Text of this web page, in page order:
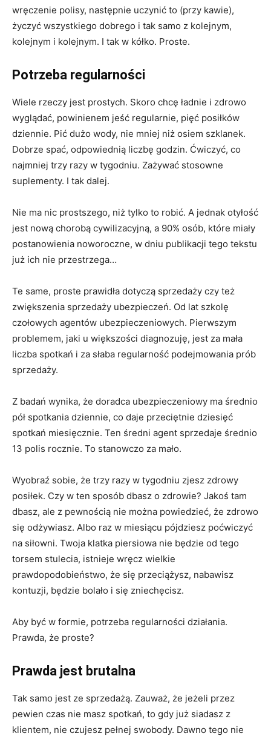
wręczenie polisy, następnie uczynić to (przy kawie),
życzyć wszystkiego dobrego i tak samo z kolejnym,
kolejnym i kolejnym. I tak w kółko. Proste.
Potrzeba regularności
Wiele rzeczy jest prostych. Skoro chcę ładnie i zdrowo
wyglądać, powinienem jeść regularnie, pięć posiłków
dziennie. Pić dużo wody, nie mniej niż osiem szklanek.
Dobrze spać, odpowiednią liczbę godzin. Ćwiczyć, co
najmniej trzy razy w tygodniu. Zażywać stosowne
suplementy. I tak dalej.
Nie ma nic prostszego, niż tylko to robić. A jednak otyłość
jest nową chorobą cywilizacyjną, a 90% osób, które miały
postanowienia noworoczne, w dniu publikacji tego tekstu
już ich nie przestrzega…
Te same, proste prawidła dotyczą sprzedaży czy też
zwiększenia sprzedaży ubezpieczeń. Od lat szkolę
czołowych agentów ubezpieczeniowych. Pierwszym
problemem, jaki u większości diagnozuję, jest za mała
liczba spotkań i za słaba regularność podejmowania prób
sprzedaży.
Z badań wynika, że doradca ubezpieczeniowy ma średnio
pół spotkania dziennie, co daje przeciętnie dziesięć
spotkań miesięcznie. Ten średni agent sprzedaje średnio
13 polis rocznie. To stanowczo za mało.
Wyobraź sobie, że trzy razy w tygodniu zjesz zdrowy
posiłek. Czy w ten sposób dbasz o zdrowie? Jakoś tam
dbasz, ale z pewnością nie można powiedzieć, że zdrowo
się odżywiasz. Albo raz w miesiącu pójdziesz poćwiczyć
na siłowni. Twoja klatka piersiowa nie będzie od tego
torsem stulecia, istnieje wręcz wielkie
prawdopodobieństwo, że się przeciążysz, nabawisz
kontuzji, będzie bolało i się zniechęcisz.
Aby być w formie, potrzeba regularności działania.
Prawda, że proste?
Prawda jest brutalna
Tak samo jest ze sprzedażą. Zauważ, że jeżeli przez
pewien czas nie masz spotkań, to gdy już siadasz z
klientem, nie czujesz pełnej swobody. Dawno tego nie